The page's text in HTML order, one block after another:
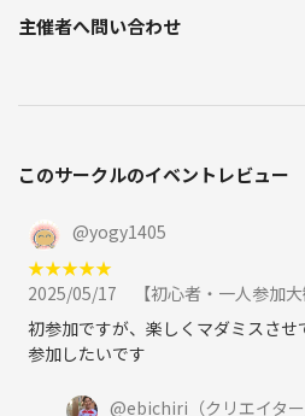
主催者へ問い合わせ
このサークルのイベントレビュー
@yogy1405
★★★★★
2025/05/17
【初心者・一人参加大歓迎！】マー
初参加ですが、楽しくマダミスさ
参加したいです
@ebichiri （クリエイター